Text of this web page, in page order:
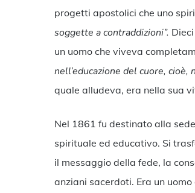
progetti apostolici che uno
soggette a contraddizioni”.
un uomo che viveva
nell’educazione del cuore, cioè,
quale alludeva, era nella sua
Nel 1861 fu destinato alla
spirituale ed educativo. Si
il messaggio della fede, la
anziani sacerdoti. Era un